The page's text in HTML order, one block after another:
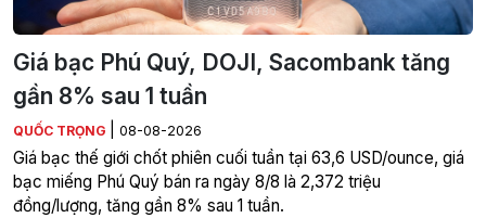
Giá bạc Phú Quý, DOJI, Sacombank tăng
gần 8% sau 1 tuần
QUỐC TRỌNG 08-08-2026
Giá bạc thế giới chốt phiên cuối tuần tại 63,6 USD/ounce, giá
bạc miếng Phú Quý bán ra ngày 8/8 là 2,372 triệu
đồng/lượng, tăng gần 8% sau 1 tuần.